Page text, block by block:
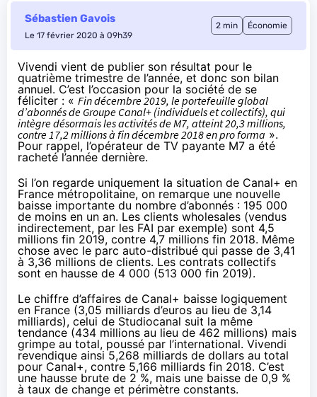
Sébastien Gavois
Le 17 février 2020 à 09h39
2 min Économie
Vivendi vient de publier son résultat pour le
quatrième trimestre de l’année, et donc son bilan
annuel. C’est l’occasion pour la société de se
féliciter : « Fin décembre 2019, le portefeuille global
d’abonnés de Groupe Canal+ (individuels et collectifs), qui
intègre désormais les activités de M7, atteint 20,3 millions,
contre 17,2 millions à fin décembre 2018 en pro forma ».
Pour rappel, l’opérateur de TV payante M7 a été
racheté l’année dernière.
Si l’on regarde uniquement la situation de Canal+ en
France métropolitaine, on remarque une nouvelle
baisse importante du nombre d’abonnés : 195 000
de moins en un an. Les clients wholesales (vendus
indirectement, par les FAI par exemple) sont 4,5
millions fin 2019, contre 4,7 millions fin 2018. Même
chose avec le parc auto-distribué qui passe de 3,41
à 3,36 millions de clients. Les contrats collectifs
sont en hausse de 4 000 (513 000 fin 2019).
Le chiffre d’affaires de Canal+ baisse logiquement
en France (3,05 milliards d’euros au lieu de 3,14
milliards), celui de Studiocanal suit la même
tendance (434 millions au lieu de 462 millions) mais
grimpe au total, poussé par l’international. Vivendi
revendique ainsi 5,268 milliards de dollars au total
pour Canal+, contre 5,166 milliards fin 2018. C’est
une hausse brute de 2 %, mais une baisse de 0,9 %
à taux de change et périmètre constants.